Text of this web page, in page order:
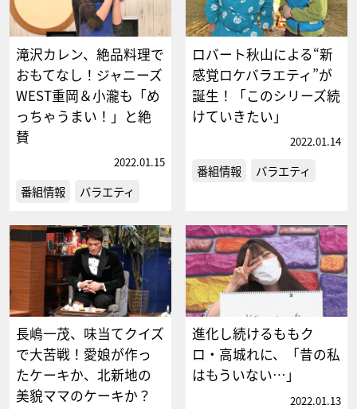
滝沢カレン、絶品料理で
おもてなし！ジャニーズ
WEST重岡＆小瀧も「め
っちゃうまい！」と絶
賛
2022.01.15
番組情報 バラエティ
ロバート秋山による“新
感覚ロケバラエティ”が
誕生！「このシリーズ続
けていきたい」
2022.01.14
番組情報 バラエティ
長嶋一茂、味当てクイズ
で大苦戦！愛娘が作っ
たケーキか、北新地の
美貌ママのケーキか？
進化し続けるももク
ロ・高城れに、「昔の私
はもういない…」
2022.01.13